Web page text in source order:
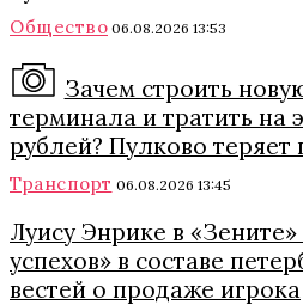
Общество 06.08.2026 13:53
Зачем строить
терминала и тратить на
рублей? Пулково теряет
Транспорт 06.08.2026 13:45
Луису Энрике в
успехов» в составе
вестей о продаже игрока